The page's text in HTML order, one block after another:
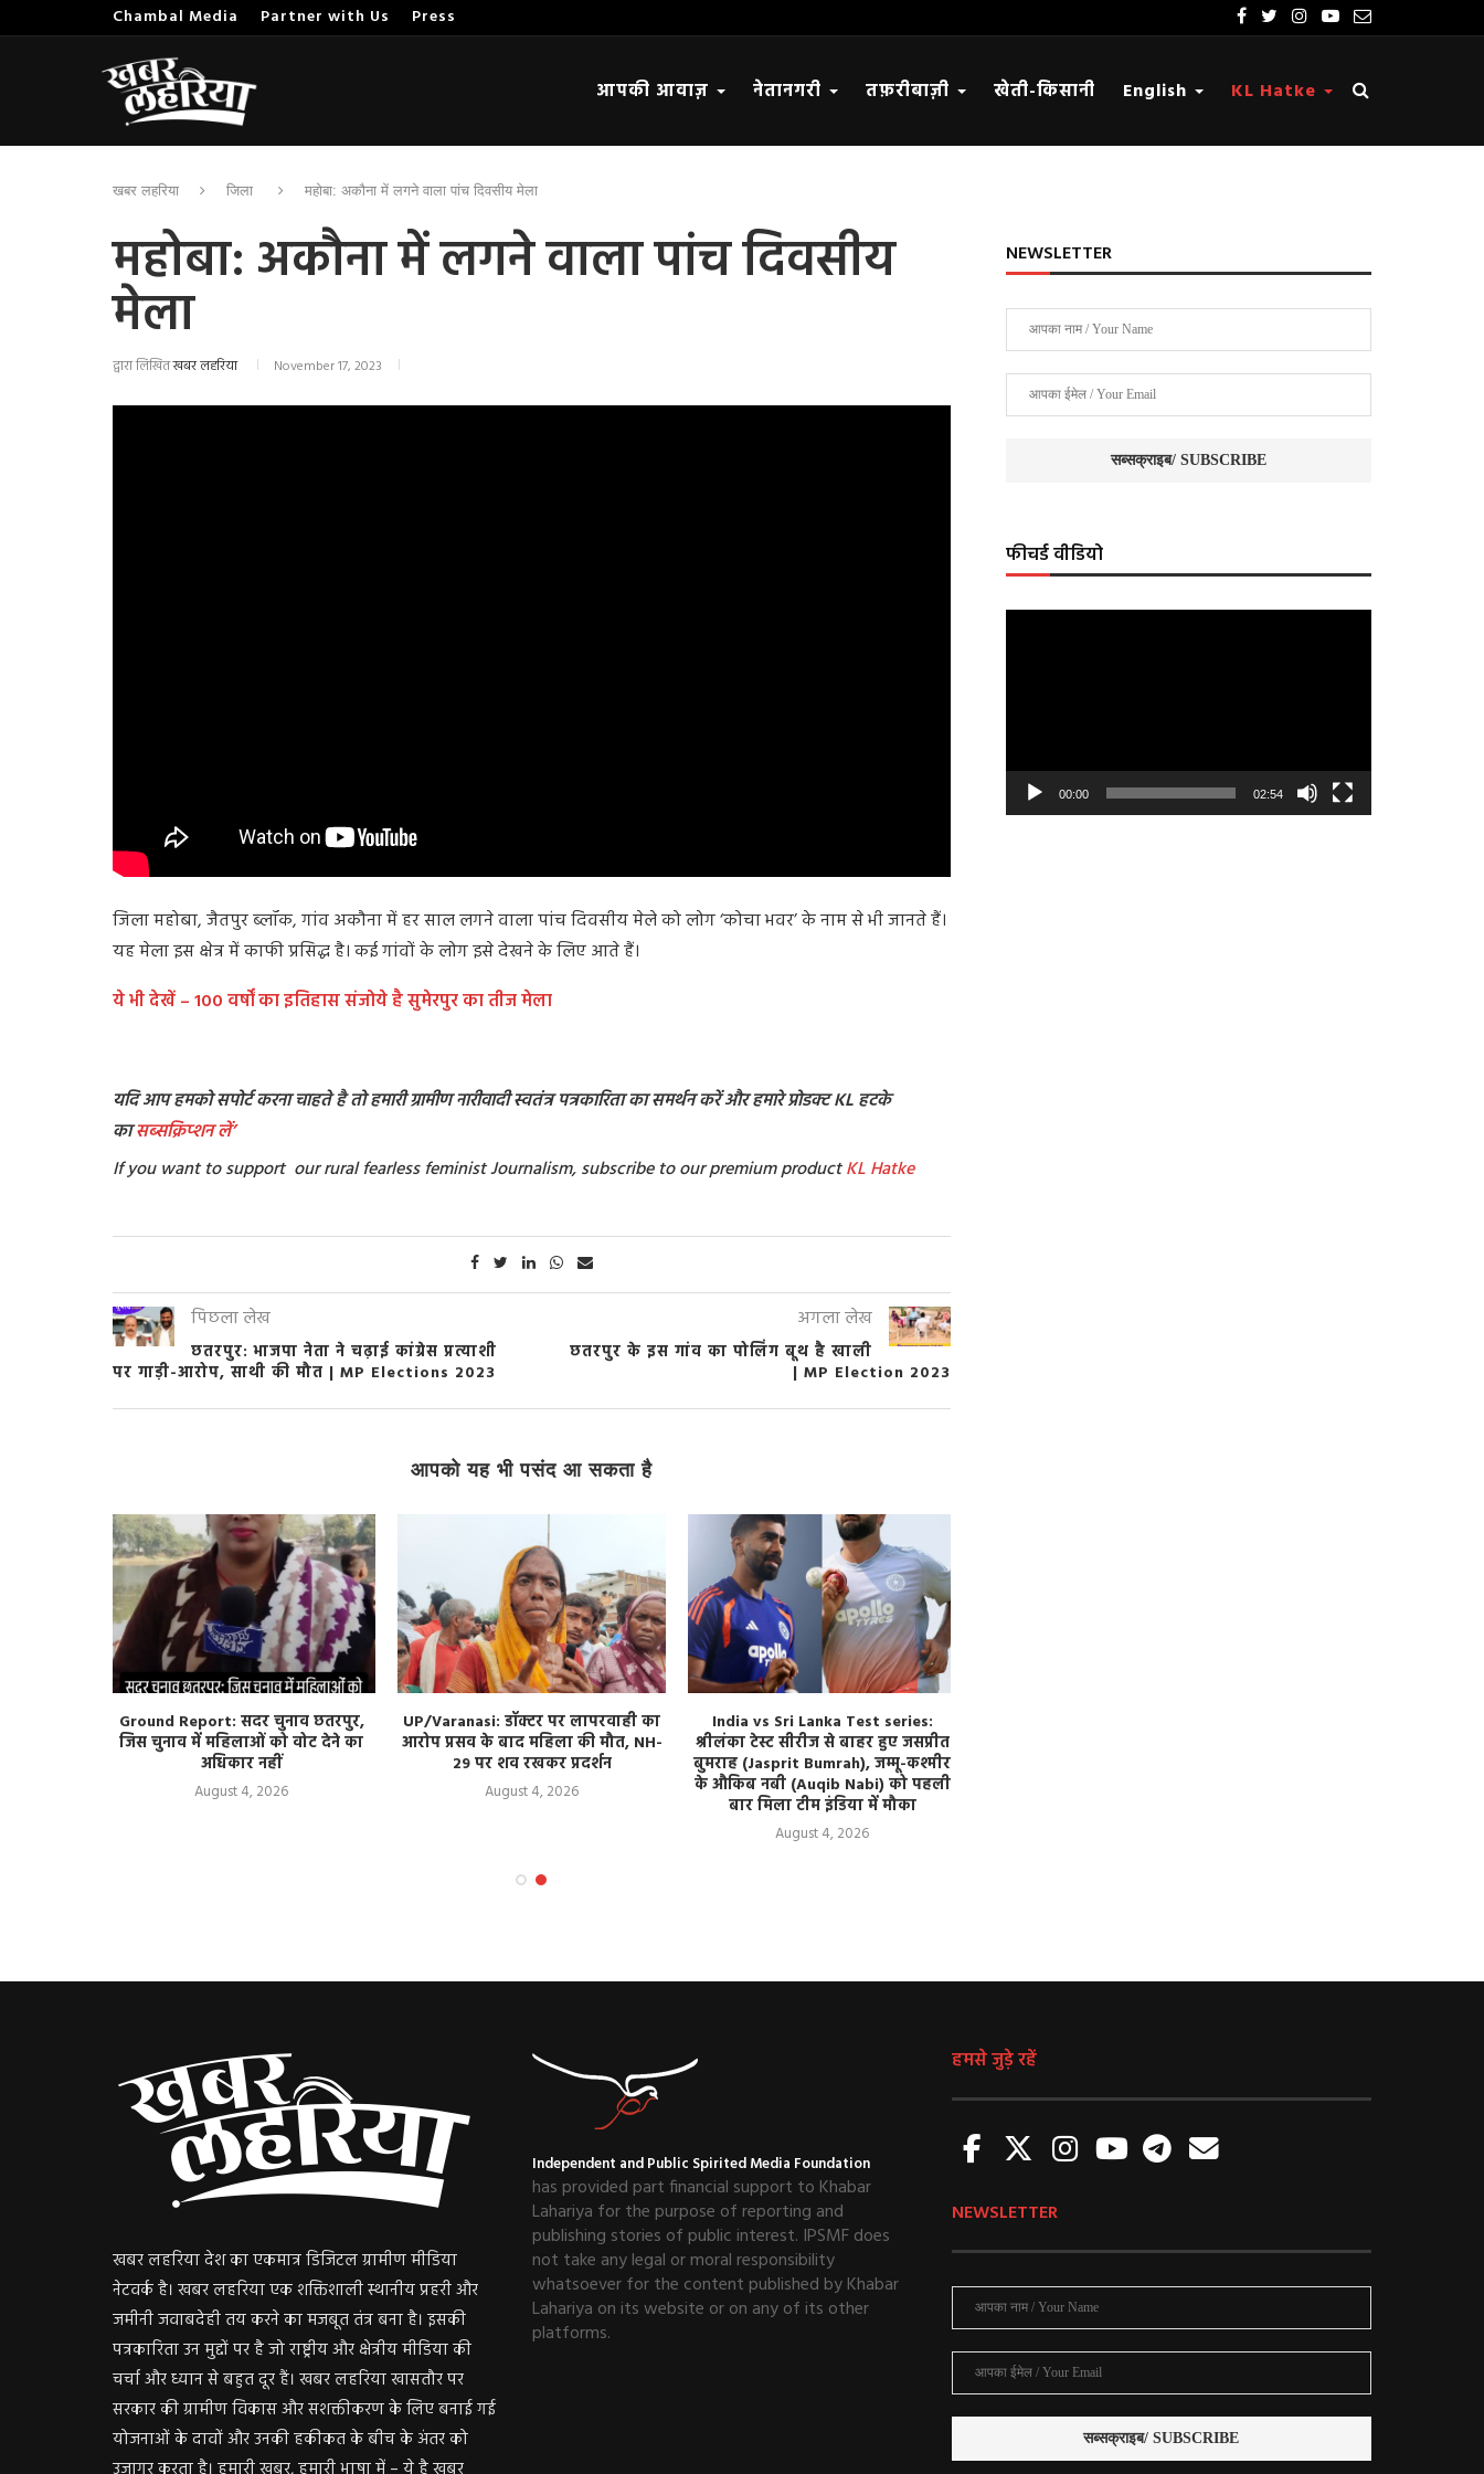
Chambal Media Partner with Us Press
आपकी आवाज़ नेतानगरी तफ़रीबाज़ी खेती-किसानी English KL Hatke
खबर लहरिया जिला महोबा: अकौना में लगने वाला पांच दिवसीय मेला
महोबा: अकौना में लगने वाला पांच दिवसीय
मेला
द्वारा लिखितखबर लहरिया November 17, 2023
जिला महोबा, जैतपुर ब्लॉक, गांव अकौना में हर साल लगने वाला पांच दिवसीय मेले को लोग ‘कोचा भवर’ के नाम से भी जानते हैं।
यह मेला इस क्षेत्र में काफी प्रसिद्ध है। कई गांवों के लोग इसे देखने के लिए आते हैं।
ये भी देखें – 100 वर्षों का इतिहास संजोये है सुमेरपुर का तीज मेला
यदि आप हमको सपोर्ट करना चाहते है तो हमारी ग्रामीण नारीवादी स्वतंत्र पत्रकारिता का समर्थन करें और हमारे प्रोडक्ट KL हटके
कासब्सक्रिप्शनलें’
If you want to support our rural fearless feminist Journalism, subscribe to our premium productKL Hatke
पिछला लेख
छतरपुर: भाजपा नेता ने चढ़ाई कांग्रेस प्रत्याशी
पर गाड़ी-आरोप, साथी की मौत | MP Elections 2023
अगला लेख
छतरपुर के इस गांव का पोलिंग बूथ है खाली
| MP Election 2023
आपको यह भी पसंद आ सकता है
Ground Report: सदर चुनाव छतरपुर,
जिस चुनाव में महिलाओं को वोट देने का
अधिकार नहीं
August 4, 2026
UP/Varanasi: डॉक्टर पर लापरवाही का
आरोप प्रसव के बाद महिला की मौत, NH-
29 पर शव रखकर प्रदर्शन
August 4, 2026
India vs Sri Lanka Test series:
श्रीलंका टेस्ट सीरीज से बाहर हुए जसप्रीत
बुमराह (Jasprit Bumrah), जम्मू-कश्मीर
के औकिब नबी (Auqib Nabi) को पहली
बार मिला टीम इंडिया में मौका
August 4, 2026
NEWSLETTER
फीचर्ड वीडियो
00:00 02:54
खबर लहरिया देश का एकमात्र डिजिटल ग्रामीण मीडिया
नेटवर्क है। खबर लहरिया एक शक्तिशाली स्थानीय प्रहरी और
जमीनी जवाबदेही तय करने का मजबूत तंत्र बना है। इसकी
पत्रकारिता उन मुद्दों पर है जो राष्ट्रीय और क्षेत्रीय मीडिया की
चर्चा और ध्यान से बहुत दूर हैं। खबर लहरिया खासतौर पर
सरकार की ग्रामीण विकास और सशक्तीकरण के लिए बनाई गई
योजनाओं के दावों और उनकी हकीकत के बीच के अंतर को
Independent and Public Spirited Media Foundation
has provided part financial support to Khabar
Lahariya for the purpose of reporting and
publishing stories of public interest. IPSMF does
not take any legal or moral responsibility
whatsoever for the content published by Khabar
Lahariya on its website or on any of its other
platforms.
हमसे जुड़े रहें
NEWSLETTER